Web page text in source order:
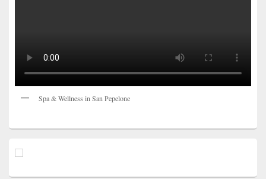
Spa & Wellness in San Pepelone